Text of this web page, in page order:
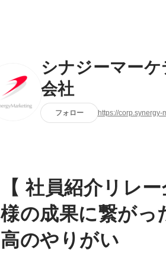
シナジーマー
会社
フォロー https://corp.synergy-
【 社員紹介リレ
様の成果に繋が
高のやりがい